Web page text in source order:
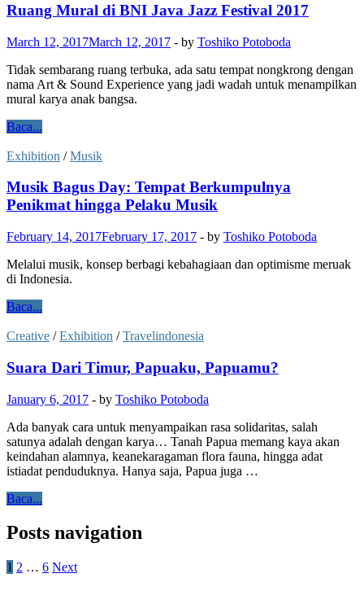
Ruang Mural di BNI Java Jazz Festival 2017
March 12, 2017March 12, 2017 - by Toshiko Potoboda
Tidak sembarang ruang terbuka, ada satu tempat nongkrong dengan
nama Art & Sound Experience yang jadi wadah untuk menampilkan
mural karya anak bangsa.
Baca...
Exhibition /Musik
Musik Bagus Day: Tempat Berkumpulnya
Penikmat hingga Pelaku Musik
February 14, 2017February 17, 2017 - by Toshiko Potoboda
Melalui musik, konsep berbagi kebahagiaan dan optimisme meruak
di Indonesia.
Baca...
Creative /Exhibition /Travelindonesia
Suara Dari Timur, Papuaku, Papuamu?
January 6, 2017 - by Toshiko Potoboda
Ada banyak cara untuk menyampaikan rasa solidaritas, salah
satunya adalah dengan karya… Tanah Papua memang kaya akan
keindahan alamnya, keanekaragaman flora fauna, hingga adat
istiadat penduduknya. Hanya saja, Papua juga …
Baca...
Posts navigation
1 2 … 6 Next